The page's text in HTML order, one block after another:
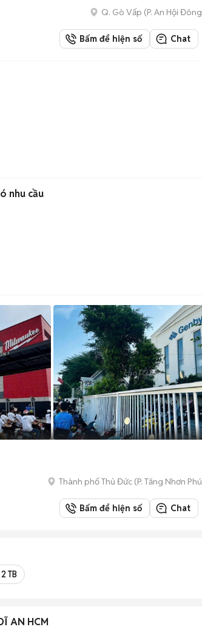
Q. Gò Vấp (P. An Hội Đông
Bấm để hiện số Chat
nhu cầu
Thành phố Thủ Đức (P. Tăng Nhơn Phú
Bấm để hiện số Chat
TB
AN HCM